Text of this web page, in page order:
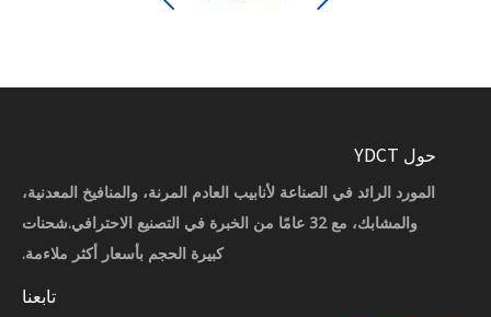
حول YDCT
المورد الرائد في الصناعة لأنابيب العادم المرنة، والمنافيخ المعدنية،
والمشابك، مع 32 عامًا من الخبرة في التصنيع الاحترافي.شحنات
كبيرة الحجم بأسعار أكثر ملاءمة.
تابعنا